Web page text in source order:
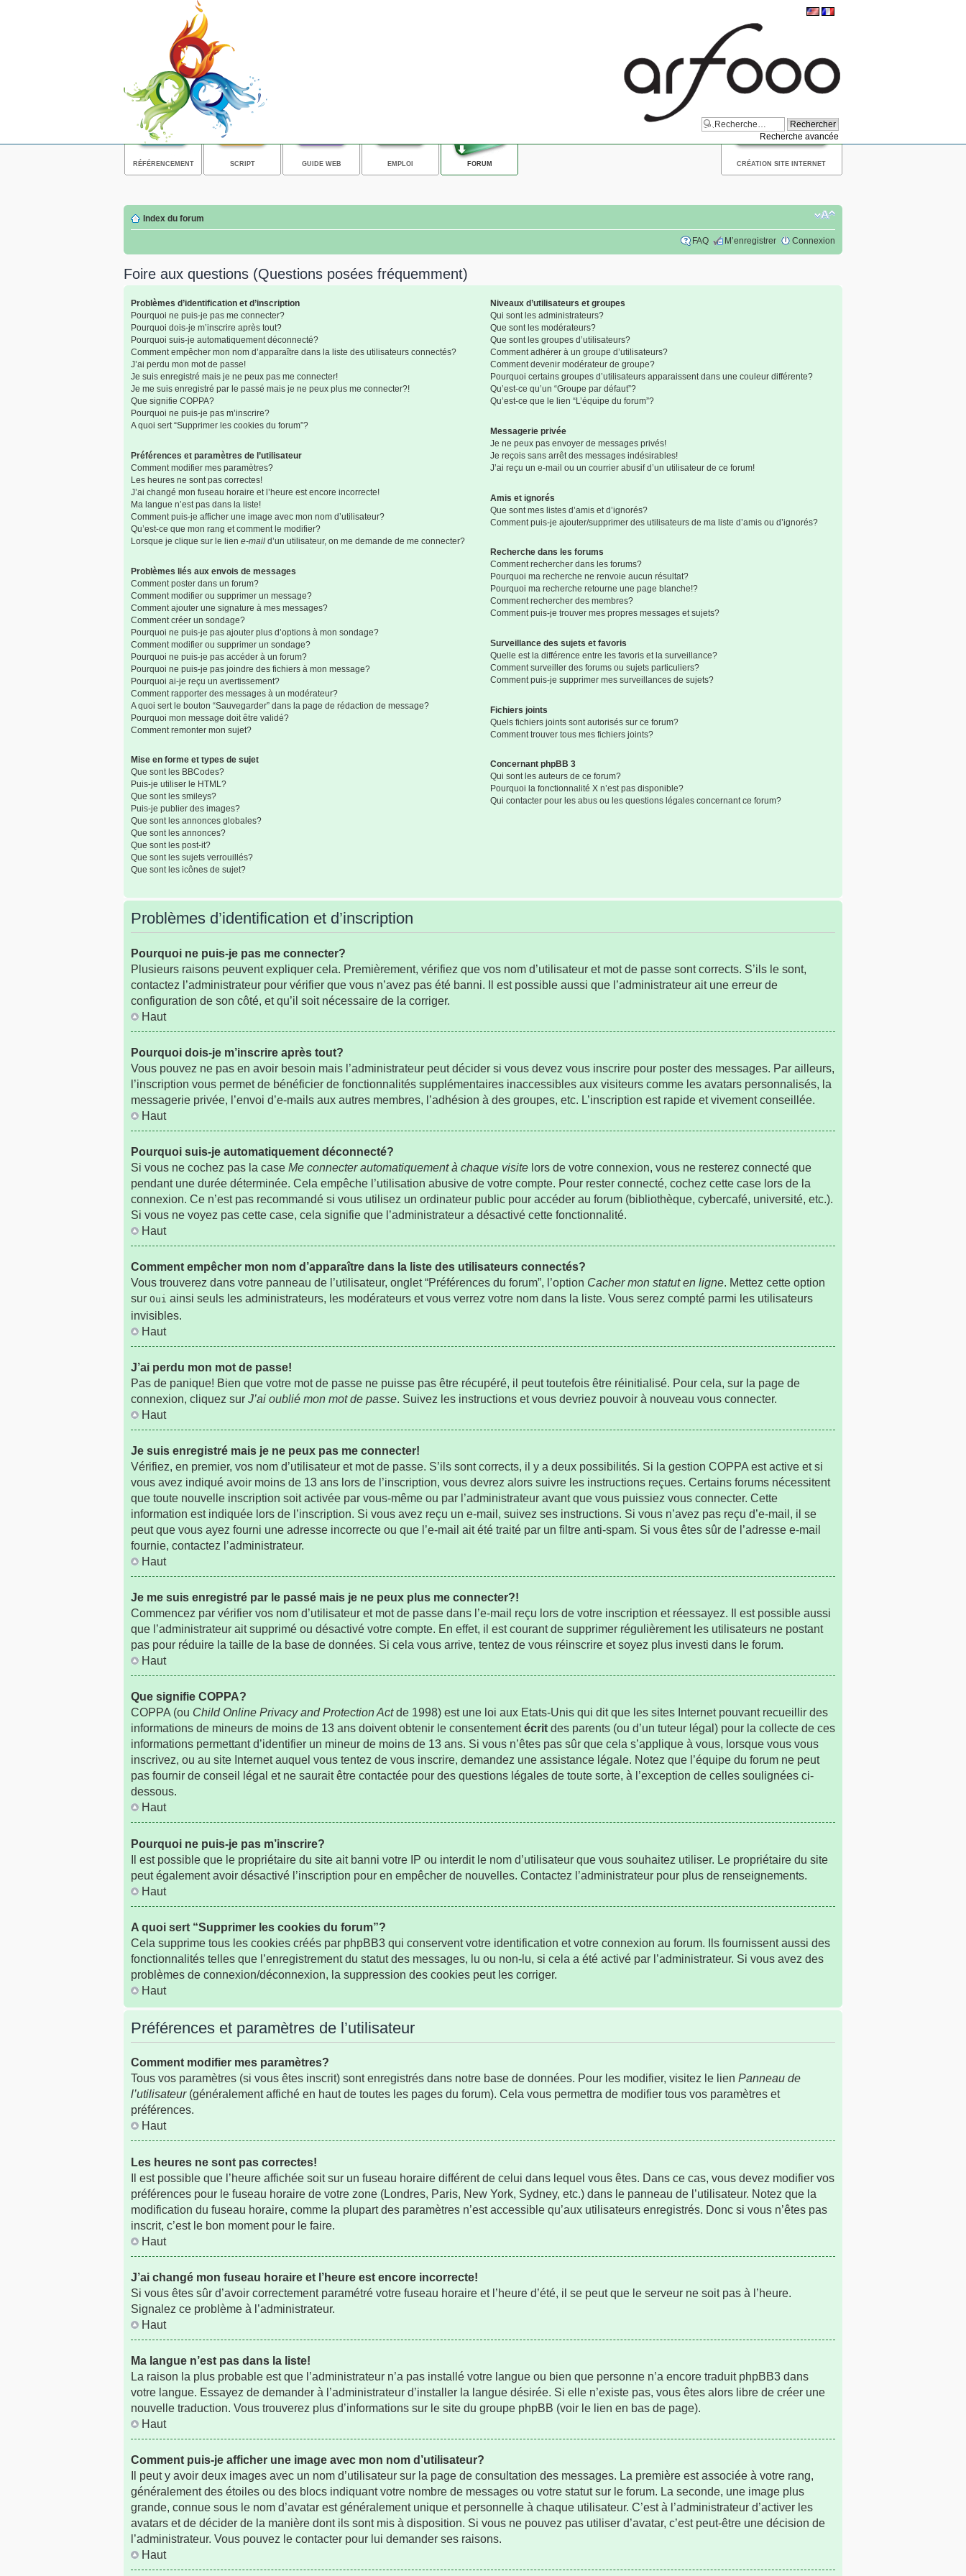
Recherche avancée
RÉFÉRENCEMENT SCRIPT GUIDE WEB EMPLOI FORUM CRÉATION SITE INTERNET
Index du forum
FAQ M’enregistrer Connexion
Foire aux questions (Questions posées fréquemment)
Problèmes d’identification et d’inscription
Pourquoi ne puis-je pas me connecter?
Pourquoi dois-je m’inscrire après tout?
Pourquoi suis-je automatiquement déconnecté?
Comment empêcher mon nom d’apparaître dans la liste des utilisateurs connectés?
J’ai perdu mon mot de passe!
Je suis enregistré mais je ne peux pas me connecter!
Je me suis enregistré par le passé mais je ne peux plus me connecter?!
Que signifie COPPA?
Pourquoi ne puis-je pas m’inscrire?
A quoi sert “Supprimer les cookies du forum”?
Préférences et paramètres de l’utilisateur
Comment modifier mes paramètres?
Les heures ne sont pas correctes!
J’ai changé mon fuseau horaire et l’heure est encore incorrecte!
Ma langue n’est pas dans la liste!
Comment puis-je afficher une image avec mon nom d’utilisateur?
Qu’est-ce que mon rang et comment le modifier?
Lorsque je clique sur le lien e-mail d’un utilisateur, on me demande de me connecter?
Problèmes liés aux envois de messages
Comment poster dans un forum?
Comment modifier ou supprimer un message?
Comment ajouter une signature à mes messages?
Comment créer un sondage?
Pourquoi ne puis-je pas ajouter plus d’options à mon sondage?
Comment modifier ou supprimer un sondage?
Pourquoi ne puis-je pas accéder à un forum?
Pourquoi ne puis-je pas joindre des fichiers à mon message?
Pourquoi ai-je reçu un avertissement?
Comment rapporter des messages à un modérateur?
A quoi sert le bouton “Sauvegarder” dans la page de rédaction de message?
Pourquoi mon message doit être validé?
Comment remonter mon sujet?
Mise en forme et types de sujet
Que sont les BBCodes?
Puis-je utiliser le HTML?
Que sont les smileys?
Puis-je publier des images?
Que sont les annonces globales?
Que sont les annonces?
Que sont les post-it?
Que sont les sujets verrouillés?
Que sont les icônes de sujet?
Niveaux d’utilisateurs et groupes
Qui sont les administrateurs?
Que sont les modérateurs?
Que sont les groupes d’utilisateurs?
Comment adhérer à un groupe d’utilisateurs?
Comment devenir modérateur de groupe?
Pourquoi certains groupes d’utilisateurs apparaissent dans une couleur différente?
Qu’est-ce qu’un “Groupe par défaut”?
Qu’est-ce que le lien “L’équipe du forum”?
Messagerie privée
Je ne peux pas envoyer de messages privés!
Je reçois sans arrêt des messages indésirables!
J’ai reçu un e-mail ou un courrier abusif d’un utilisateur de ce forum!
Amis et ignorés
Que sont mes listes d’amis et d’ignorés?
Comment puis-je ajouter/supprimer des utilisateurs de ma liste d’amis ou d’ignorés?
Recherche dans les forums
Comment rechercher dans les forums?
Pourquoi ma recherche ne renvoie aucun résultat?
Pourquoi ma recherche retourne une page blanche!?
Comment rechercher des membres?
Comment puis-je trouver mes propres messages et sujets?
Surveillance des sujets et favoris
Quelle est la différence entre les favoris et la surveillance?
Comment surveiller des forums ou sujets particuliers?
Comment puis-je supprimer mes surveillances de sujets?
Fichiers joints
Quels fichiers joints sont autorisés sur ce forum?
Comment trouver tous mes fichiers joints?
Concernant phpBB 3
Qui sont les auteurs de ce forum?
Pourquoi la fonctionnalité X n’est pas disponible?
Qui contacter pour les abus ou les questions légales concernant ce forum?
Problèmes d’identification et d’inscription
Pourquoi ne puis-je pas me connecter?
Plusieurs raisons peuvent expliquer cela. Premièrement, vérifiez que vos nom d’utilisateur et mot de passe sont corrects. S’ils le sont,
contactez l’administrateur pour vérifier que vous n’avez pas été banni. Il est possible aussi que l’administrateur ait une erreur de
configuration de son côté, et qu’il soit nécessaire de la corriger.
Haut
Pourquoi dois-je m’inscrire après tout?
Vous pouvez ne pas en avoir besoin mais l’administrateur peut décider si vous devez vous inscrire pour poster des messages. Par ailleurs,
l’inscription vous permet de bénéficier de fonctionnalités supplémentaires inaccessibles aux visiteurs comme les avatars personnalisés, la
messagerie privée, l’envoi d’e-mails aux autres membres, l’adhésion à des groupes, etc. L’inscription est rapide et vivement conseillée.
Haut
Pourquoi suis-je automatiquement déconnecté?
Si vous ne cochez pas la case Me connecter automatiquement à chaque visite lors de votre connexion, vous ne resterez connecté que
pendant une durée déterminée. Cela empêche l’utilisation abusive de votre compte. Pour rester connecté, cochez cette case lors de la
connexion. Ce n’est pas recommandé si vous utilisez un ordinateur public pour accéder au forum (bibliothèque, cybercafé, université, etc.).
Si vous ne voyez pas cette case, cela signifie que l’administrateur a désactivé cette fonctionnalité.
Haut
Comment empêcher mon nom d’apparaître dans la liste des utilisateurs connectés?
Vous trouverez dans votre panneau de l’utilisateur, onglet “Préférences du forum”, l’option Cacher mon statut en ligne. Mettez cette option
sur Oui ainsi seuls les administrateurs, les modérateurs et vous verrez votre nom dans la liste. Vous serez compté parmi les utilisateurs
invisibles.
Haut
J’ai perdu mon mot de passe!
Pas de panique! Bien que votre mot de passe ne puisse pas être récupéré, il peut toutefois être réinitialisé. Pour cela, sur la page de
connexion, cliquez sur J’ai oublié mon mot de passe. Suivez les instructions et vous devriez pouvoir à nouveau vous connecter.
Haut
Je suis enregistré mais je ne peux pas me connecter!
Vérifiez, en premier, vos nom d’utilisateur et mot de passe. S’ils sont corrects, il y a deux possibilités. Si la gestion COPPA est active et si
vous avez indiqué avoir moins de 13 ans lors de l’inscription, vous devrez alors suivre les instructions reçues. Certains forums nécessitent
que toute nouvelle inscription soit activée par vous-même ou par l’administrateur avant que vous puissiez vous connecter. Cette
information est indiquée lors de l’inscription. Si vous avez reçu un e-mail, suivez ses instructions. Si vous n’avez pas reçu d’e-mail, il se
peut que vous ayez fourni une adresse incorrecte ou que l’e-mail ait été traité par un filtre anti-spam. Si vous êtes sûr de l’adresse e-mail
fournie, contactez l’administrateur.
Haut
Je me suis enregistré par le passé mais je ne peux plus me connecter?!
Commencez par vérifier vos nom d’utilisateur et mot de passe dans l’e-mail reçu lors de votre inscription et réessayez. Il est possible aussi
que l’administrateur ait supprimé ou désactivé votre compte. En effet, il est courant de supprimer régulièrement les utilisateurs ne postant
pas pour réduire la taille de la base de données. Si cela vous arrive, tentez de vous réinscrire et soyez plus investi dans le forum.
Haut
Que signifie COPPA?
COPPA (ou Child Online Privacy and Protection Actde 1998) est une loi aux Etats-Unis qui dit que les sites Internet pouvant recueillir des
informations de mineurs de moins de 13 ans doivent obtenir le consentementécrit des parents (ou d’un tuteur légal) pour la collecte de ces
informations permettant d’identifier un mineur de moins de 13 ans. Si vous n’êtes pas sûr que cela s’applique à vous, lorsque vous vous
inscrivez, ou au site Internet auquel vous tentez de vous inscrire, demandez une assistance légale. Notez que l’équipe du forum ne peut
pas fournir de conseil légal et ne saurait être contactée pour des questions légales de toute sorte, à l’exception de celles soulignées ci-
dessous.
Haut
Pourquoi ne puis-je pas m’inscrire?
Il est possible que le propriétaire du site ait banni votre IP ou interdit le nom d’utilisateur que vous souhaitez utiliser. Le propriétaire du site
peut également avoir désactivé l’inscription pour en empêcher de nouvelles. Contactez l’administrateur pour plus de renseignements.
Haut
A quoi sert “Supprimer les cookies du forum”?
Cela supprime tous les cookies créés par phpBB3 qui conservent votre identification et votre connexion au forum. Ils fournissent aussi des
fonctionnalités telles que l’enregistrement du statut des messages, lu ou non-lu, si cela a été activé par l’administrateur. Si vous avez des
problèmes de connexion/déconnexion, la suppression des cookies peut les corriger.
Haut
Préférences et paramètres de l’utilisateur
Comment modifier mes paramètres?
Tous vos paramètres (si vous êtes inscrit) sont enregistrés dans notre base de données. Pour les modifier, visitez le lien Panneau de
l’utilisateur(généralement affiché en haut de toutes les pages du forum). Cela vous permettra de modifier tous vos paramètres et
préférences.
Haut
Les heures ne sont pas correctes!
Il est possible que l’heure affichée soit sur un fuseau horaire différent de celui dans lequel vous êtes. Dans ce cas, vous devez modifier vos
préférences pour le fuseau horaire de votre zone (Londres, Paris, New York, Sydney, etc.) dans le panneau de l’utilisateur. Notez que la
modification du fuseau horaire, comme la plupart des paramètres n’est accessible qu’aux utilisateurs enregistrés. Donc si vous n’êtes pas
inscrit, c’est le bon moment pour le faire.
Haut
J’ai changé mon fuseau horaire et l’heure est encore incorrecte!
Si vous êtes sûr d’avoir correctement paramétré votre fuseau horaire et l’heure d’été, il se peut que le serveur ne soit pas à l’heure.
Signalez ce problème à l’administrateur.
Haut
Ma langue n’est pas dans la liste!
La raison la plus probable est que l’administrateur n’a pas installé votre langue ou bien que personne n’a encore traduit phpBB3 dans
votre langue. Essayez de demander à l’administrateur d’installer la langue désirée. Si elle n’existe pas, vous êtes alors libre de créer une
nouvelle traduction. Vous trouverez plus d’informations sur le site du groupe phpBB (voir le lien en bas de page).
Haut
Comment puis-je afficher une image avec mon nom d’utilisateur?
Il peut y avoir deux images avec un nom d’utilisateur sur la page de consultation des messages. La première est associée à votre rang,
généralement des étoiles ou des blocs indiquant votre nombre de messages ou votre statut sur le forum. La seconde, une image plus
grande, connue sous le nom d’avatar est généralement unique et personnelle à chaque utilisateur. C’est à l’administrateur d’activer les
avatars et de décider de la manière dont ils sont mis à disposition. Si vous ne pouvez pas utiliser d’avatar, c’est peut-être une décision de
l’administrateur. Vous pouvez le contacter pour lui demander ses raisons.
Haut